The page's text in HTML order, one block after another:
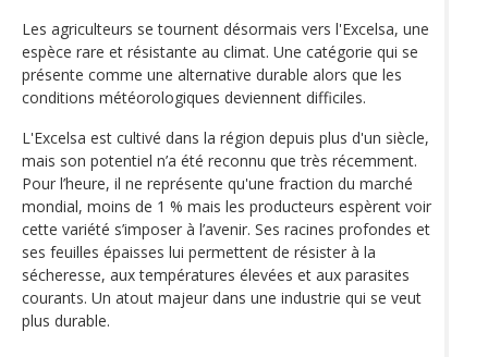
Les agriculteurs se tournent désormais vers l'Excelsa, une
espèce rare et résistante au climat. Une catégorie qui se
présente comme une alternative durable alors que les
conditions météorologiques deviennent difficiles.
L'Excelsa est cultivé dans la région depuis plus d'un siècle,
mais son potentiel n’a été reconnu que très récemment.
Pour l’heure, il ne représente qu'une fraction du marché
mondial, moins de 1 % mais les producteurs espèrent voir
cette variété s’imposer à l’avenir. Ses racines profondes et
ses feuilles épaisses lui permettent de résister à la
sécheresse, aux températures élevées et aux parasites
courants. Un atout majeur dans une industrie qui se veut
plus durable.